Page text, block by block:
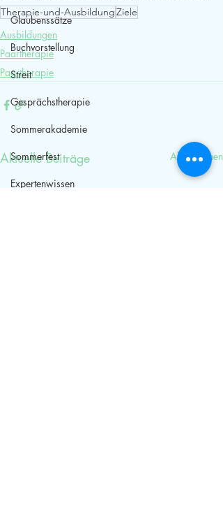
Glaubenssätze
Buchvorstellung
Streit
Gesprächstherapie
Sommerakademie
Sommerfest
Expertenwissen
Therapie-und-AusbildungZiele
Ausbildungen
Paartherapie
Paartherapie
Aktuelle Beiträge Alle ansehen